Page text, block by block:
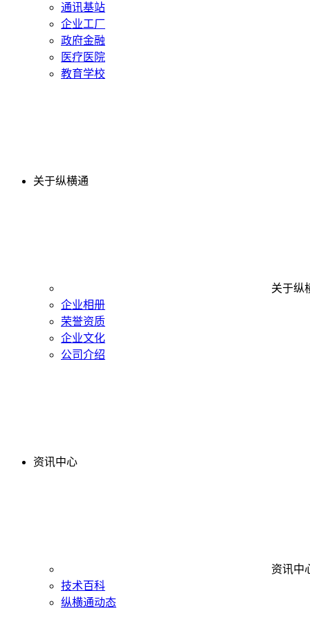
通讯基站
企业工厂
政府金融
医疗医院
教育学校
关于纵横通
关于纵
企业相册
荣誉资质
企业文化
公司介绍
资讯中心
资讯中
技术百科
纵横通动态